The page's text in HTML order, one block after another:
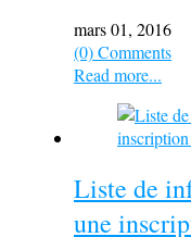
mars 01, 2016
(0) Comments
Read more...
Liste de
une